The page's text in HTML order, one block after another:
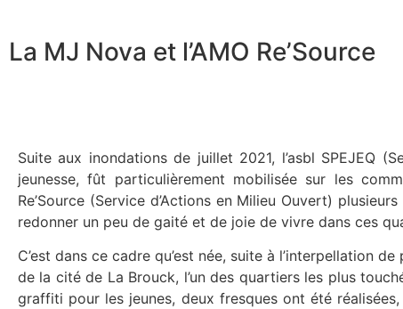
La MJ Nova et l’AMO Re’Source
Suite aux inondations de juillet 2021, l’asbl SPEJEQ
jeunesse, fût particulièrement mobilisée sur les
Re’Source (Service d’Actions en Milieu Ouvert)
redonner un peu de gaité et de joie de vivre dans ces
C’est dans ce cadre qu’est née, suite à l’interpellation
de la cité de La Brouck, l’un des quartiers les plus
graffiti pour les jeunes, deux fresques ont été réalisées,